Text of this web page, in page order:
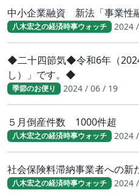
中小企業融資 新法「事業性
八木宏之の経済時事ウォッチ 2024
◆二十四節気◆令和6年（
し）」です。◆
季節のお便り 2024 / 06 / 19
５月倒産件数 1000件超
八木宏之の経済時事ウォッチ 2024
社会保険料滞納事業者への新
八木宏之の経済時事ウォッチ 2024